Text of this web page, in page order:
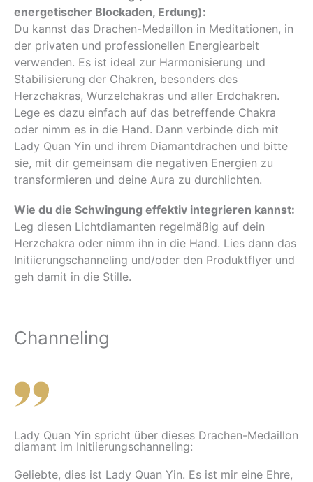
energetischer Blockaden, Erdung):
Du kannst das Drachen-Medaillon in Meditationen, in
der privaten und professionellen Energiearbeit
verwenden. Es ist ideal zur Harmonisierung und
Stabilisierung der Chakren, besonders des
Herzchakras, Wurzelchakras und aller Erdchakren.
Lege es dazu einfach auf das betreffende Chakra
oder nimm es in die Hand. Dann verbinde dich mit
Lady Quan Yin und ihrem Diamantdrachen und bitte
sie, mit dir gemeinsam die negativen Energien zu
transformieren und deine Aura zu durchlichten.
Wie du die Schwingung effektiv integrieren kannst:
Leg diesen Lichtdiamanten regelmäßig auf dein
Herzchakra oder nimm ihn in die Hand. Lies dann das
Initiierungschanneling und/oder den Produktflyer und
geh damit in die Stille.
Channeling
Lady Quan Yin spricht über dieses Drachen-Medaillon
diamant im Initiierungschanneling:
Geliebte, dies ist Lady Quan Yin. Es ist mir eine Ehre,